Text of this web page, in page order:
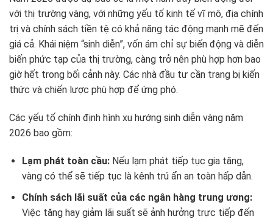
với thị trường vàng, với những yếu tố kinh tế vĩ mô, địa chính
trị và chính sách tiền tệ có khả năng tác động mạnh mẽ đến
giá cả. Khái niệm “sinh diễn”, vốn ám chỉ sự biến động và diễn
biến phức tạp của thị trường, càng trở nên phù hợp hơn bao
giờ hết trong bối cảnh này. Các nhà đầu tư cần trang bị kiến
thức và chiến lược phù hợp để ứng phó.
Các yếu tố chính định hình xu hướng sinh diễn vàng năm
2026 bao gồm:
Lạm phát toàn cầu:Nếu lạm phát tiếp tục gia tăng,
vàng có thể sẽ tiếp tục là kênh trú ẩn an toàn hấp dẫn.
Chính sách lãi suất của các ngân hàng trung ương:
Việc tăng hay giảm lãi suất sẽ ảnh hưởng trực tiếp đến